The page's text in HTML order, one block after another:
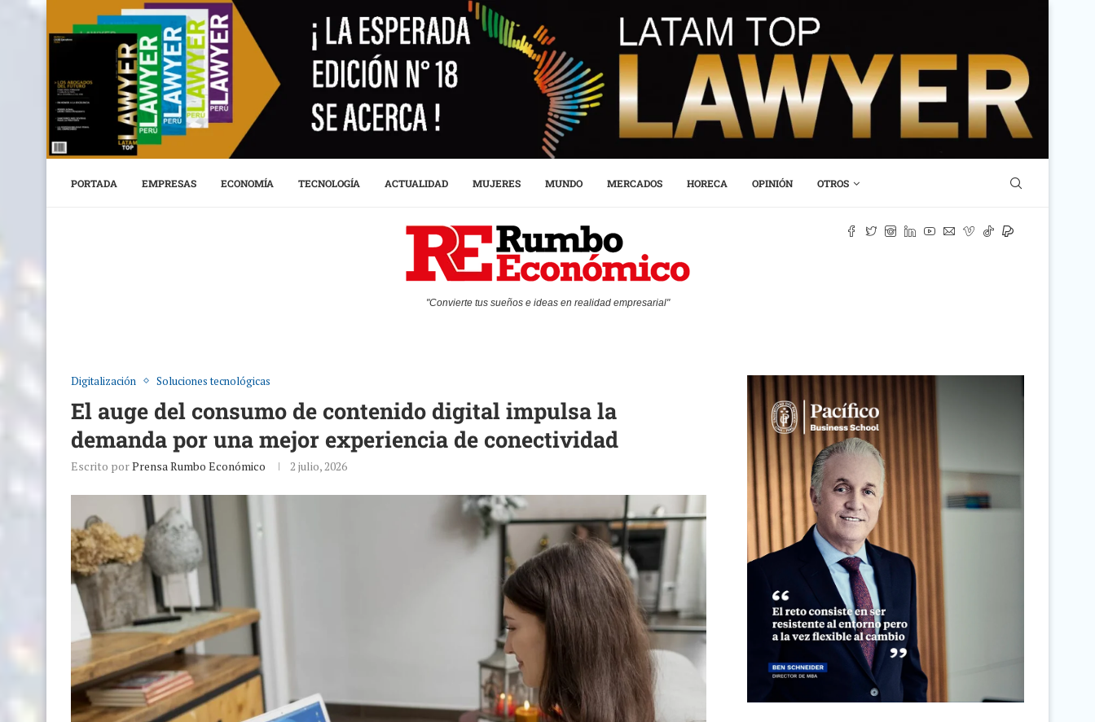
PORTADA EMPRESAS ECONOMÍA TECNOLOGÍA ACTUALIDAD MUJERES MUNDO MERCADOS HORECA OPINIÓN OTROS
"Convierte tus sueños e ideas en realidad empresarial"
Digitalización Soluciones tecnológicas
El auge del consumo de contenido digital impulsa la
demanda por una mejor experiencia de conectividad
Escrito porPrensa Rumbo Económico 2 julio, 2026